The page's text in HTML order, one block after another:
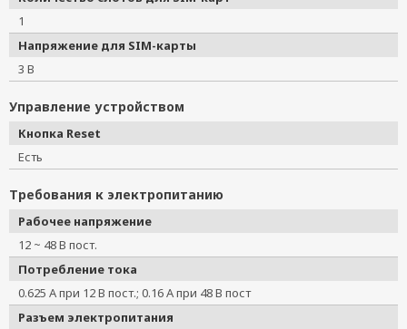
1
Напряжение для SIM-карты
3 В
Управление устройством
Кнопка Reset
Есть
Требования к электропитанию
Рабочее напряжение
12 ~ 48 В пост.
Потребление тока
0.625 А при 12 В пост.; 0.16 А при 48 В пост
Разъем электропитания